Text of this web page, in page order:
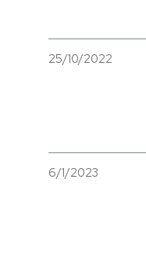
25/10/2022
6/1/2023